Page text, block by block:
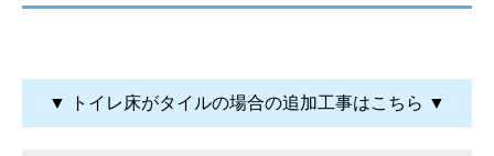
▼ トイレ床がタイルの場合の追加工事はこちら ▼